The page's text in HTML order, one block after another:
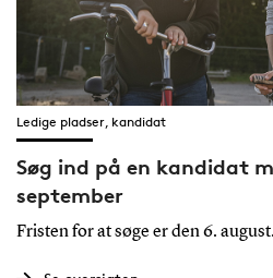
Ledige pladser, kandidat
Søg ind på en kandidat
september
Fristen for at søge er den 6. august.